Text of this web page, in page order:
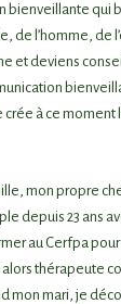
bienveillante qui
de l’homme, de
et deviens
à ce moment
mon propre
depuis 23 ans
au Cerfpa
thérapeute
mon mari, je